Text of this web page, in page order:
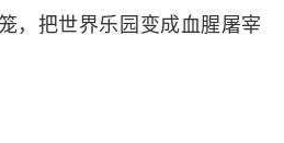
，把世界乐园变成血腥屠宰